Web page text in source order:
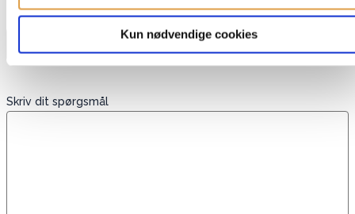
Kun nødvendige cookies
Telefon
Skriv dit spørgsmål